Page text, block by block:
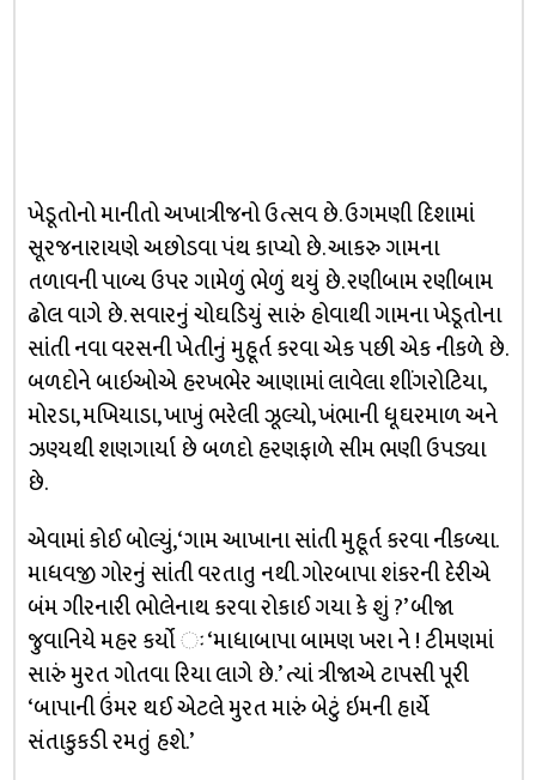
ખેડૂતોનો માનીતો અખાત્રીજનો ઉત્સવ છે. ઉગમણી દિશામાં
સૂરજનારાયણે અછોડવા પંથ કાપ્યો છે. આકરુ ગામના
તળાવની પાળ્ય ઉપર ગામેળું ભેળું થયું છે. રણીબામ રણીબામ
ઢોલ વાગે છે. સવારનું ચોઘડિયું સારું હોવાથી ગામના ખેડૂતોના
સાંતી નવા વરસની ખેતીનું મુહૂર્ત કરવા એક પછી એક નીકળે છે.
બળદોને બાઇઓએ હરખભેર આણામાં લાવેલા શીંગરોટિયા,
મોરડા, મખિયાડા, ખાખું ભરેલી ઝૂલ્યો, ખંભાની ધૂઘરમાળ અને
ઝણ્યથી શણગાર્યા છે બળદો હરણફાળે સીમ ભણી ઉપડ્યા
છે.
એવામાં કોઈ બોલ્યું, ‘ગામ આખાના સાંતી મુહૂર્ત કરવા નીકળ્યા.
માધવજી ગોરનું સાંતી વરતાતુ નથી. ગોરબાપા શંકરની દેરીએ
બંમ ગીરનારી ભોલેનાથ કરવા રોકાઈ ગયા કે શું ?’ બીજા
જુવાનિયે મહર કર્યો ઃ ‘માધાબાપા બામણ ખરા ને ! ટીમણમાં
સારું મુરત ગોતવા રિયા લાગે છે.’ ત્યાં ત્રીજાએ ટાપસી પૂરી
‘બાપાની ઉંમર થઈ એટલે મુરત મારું બેટું ઇમની હાર્યે
સંતાકુકડી રમતું હશે.’